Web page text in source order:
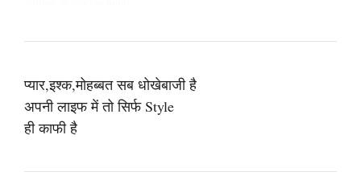
प्यार,इश्क,मोहब्बत सब धोखेबाजी है
अपनी लाइफ में तो सिर्फ Style
ही काफी है